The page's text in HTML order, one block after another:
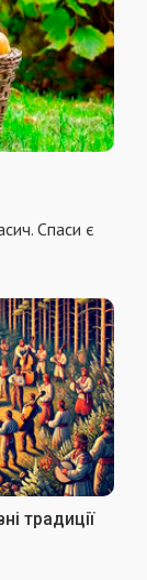
Спаси є
традиції